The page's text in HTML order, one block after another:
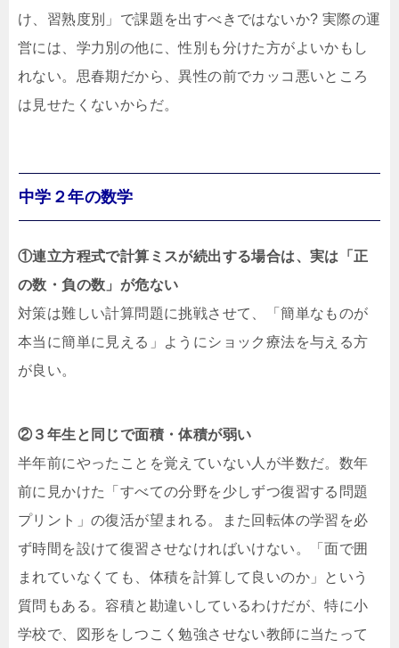
け、習熟度別」で課題を出すべきではないか? 実際の運
営には、学力別の他に、性別も分けた方がよいかもし
れない。思春期だから、異性の前でカッコ悪いところ
は見せたくないからだ。
中学２年の数学
①連立方程式で計算ミスが続出する場合は、実は「正
の数・負の数」が危ない
対策は難しい計算問題に挑戦させて、「簡単なものが
本当に簡単に見える」ようにショック療法を与える方
が良い。
②３年生と同じで面積・体積が弱い
半年前にやったことを覚えていない人が半数だ。数年
前に見かけた「すべての分野を少しずつ復習する問題
プリント」の復活が望まれる。また回転体の学習を必
ず時間を設けて復習させなければいけない。「面で囲
まれていなくても、体積を計算して良いのか」という
質問もある。容積と勘違いしているわけだが、特に小
学校で、図形をしつこく勉強させない教師に当たって